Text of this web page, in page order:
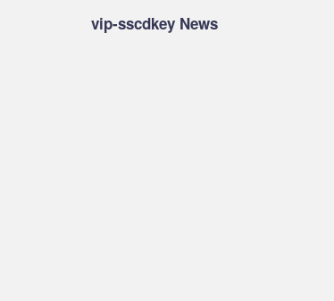
vip-sscdkey News